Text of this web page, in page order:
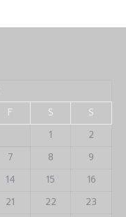
F S
S
1
2
7 8
9
14 15
16
21 22
23